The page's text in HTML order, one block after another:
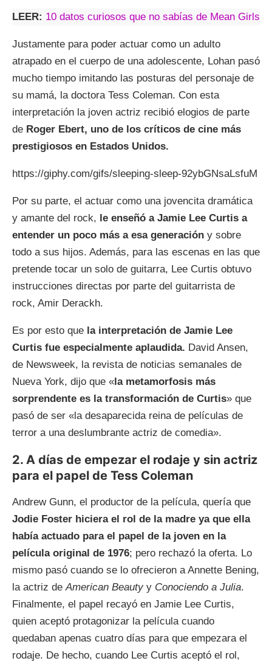
LEER: 10 datos curiosos que no sabías de Mean Girls
Justamente para poder actuar como un adulto
atrapado en el cuerpo de una adolescente, Lohan pasó
mucho tiempo imitando las posturas del personaje de
su mamá, la doctora Tess Coleman. Con esta
interpretación la joven actriz recibió elogios de parte
de Roger Ebert, uno de los críticos de cine más
prestigiosos en Estados Unidos.
https://giphy.com/gifs/sleeping-sleep-92ybGNsaLsfuM
Por su parte, el actuar como una jovencita dramática
y amante del rock, le enseñó a Jamie Lee Curtis a
entender un poco más a esa generación y sobre
todo a sus hijos. Además, para las escenas en las que
pretende tocar un solo de guitarra, Lee Curtis obtuvo
instrucciones directas por parte del guitarrista de
rock, Amir Derackh.
Es por esto que la interpretación de Jamie Lee
Curtis fue especialmente aplaudida. David Ansen,
de Newsweek, la revista de noticias semanales de
Nueva York,​​ dijo que «la metamorfosis más
sorprendente es la transformación de Curtis» que
pasó de ser «la desaparecida reina de películas de
terror a una deslumbrante actriz de comedia».
2. A días de empezar el rodaje y sin actriz
para el papel de Tess Coleman
Andrew Gunn, el productor de la película, quería que
Jodie Foster hiciera el rol de la madre ya que ella
había actuado para el papel de la joven en la
película original de 1976; pero rechazó la oferta. Lo
mismo pasó cuando se lo ofrecieron a Annette Bening,
la actriz deAmerican Beauty y Conociendo a Julia.
Finalmente, el papel recayó en Jamie Lee Curtis,
quien aceptó protagonizar la película cuando
quedaban apenas cuatro días para que empezara el
rodaje. De hecho, cuando Lee Curtis aceptó el rol,